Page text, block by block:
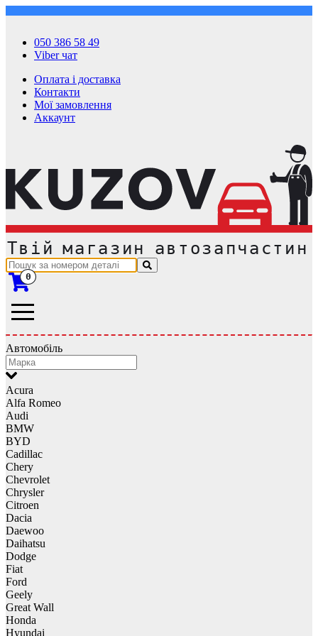
050 386 58 49
Viber чат
Оплата і доставка
Контакти
Мої замовлення
Аккаунт
0
Автомобіль
Acura
Alfa Romeo
Audi
BMW
BYD
Cadillac
Chery
Chevrolet
Chrysler
Citroen
Dacia
Daewoo
Daihatsu
Dodge
Fiat
Ford
Geely
Great Wall
Honda
Hyundai